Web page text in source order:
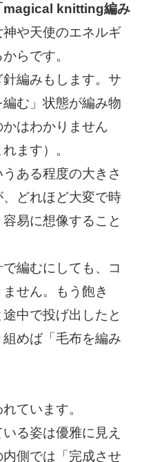
magical knitting編み
や天使のエネルギ
らです。
編みもします。サ
む」状態が編み物
はわかりません
ます）。
ある程度の大きさ
どれほど大変で時
易に想像すること
編むにしても、コ
せん。もう飽き
中で投げ出したと
めば「毛布を編み
ています。
る姿は優雅に見え
側では「完成させ